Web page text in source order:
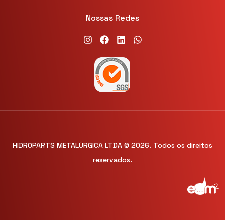
Nossas Redes
HIDROPARTS METALÚRGICA LTDA © 2026. Todos os direitos
reservados.